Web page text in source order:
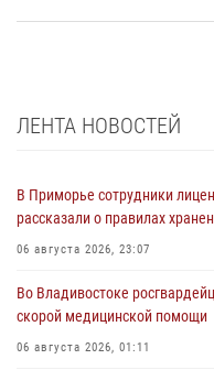
ЛЕНТА НОВОСТЕЙ
В Приморье сотрудники
рассказали о правилах
06 августа 2026, 23:07
Во Владивостоке
скорой медицинской помощи
06 августа 2026, 01:11